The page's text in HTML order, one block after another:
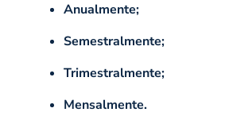
Anualmente;
Semestralmente;
Trimestralmente;
Mensalmente.